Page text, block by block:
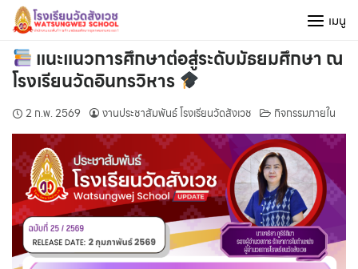
Skip
content
เมนู
แนะแนวการศึกษาต่อสู่ระดับมัธยมศึกษา ณ
โรงเรียนวัดอินทรวิหาร
2 ก.พ. 2569 งานประชาสัมพันธ์ โรงเรียนวัดสังเวช กิจกรรมภายใน